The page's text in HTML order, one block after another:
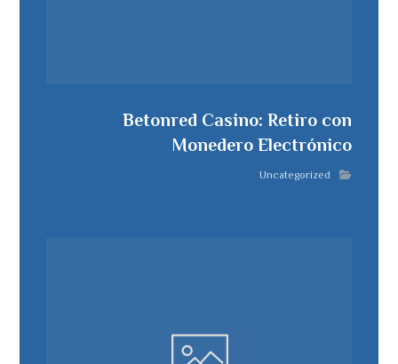
Betonred Casino: Retiro con
Monedero Electrónico
Uncategorized